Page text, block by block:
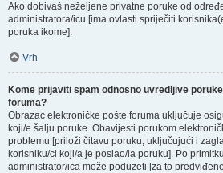
Ako dobivaš neželjene privatne poruke od
administratora/icu [ima ovlasti spriječiti
poruka ikome].
Vrh
Kome prijaviti spam odnosno uvredljive
foruma?
Obrazac elektroničke pošte foruma uključuje
koji/e šalju poruke. Obavijesti porukom
problemu [priloži čitavu poruku, uključujući i
korisniku/ci koji/a je poslao/la poruku]. Po
administrator/ica može poduzeti [za to